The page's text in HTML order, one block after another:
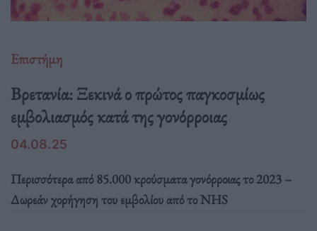
Επιστήμη
Βρετανία: Ξεκινά ο πρώτος παγκοσμίως
εμβολιασμός κατά της γονόρροιας
04.08.25
Περισσότερα από 85.000 κρούσματα γονόρροιας το 2023 –
Δωρεάν χορήγηση του εμβολίου από το NHS